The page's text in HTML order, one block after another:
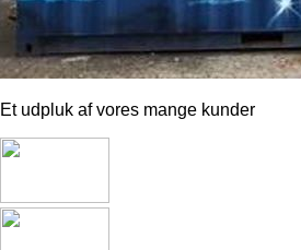
Et udpluk af vores mange kunder